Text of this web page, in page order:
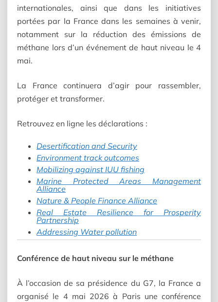
internationales, ainsi que dans les initiatives
portées par la France dans les semaines à venir,
notamment sur la réduction des émissions de
méthane lors d’un événement de haut niveau le 4
mai.
La France continuera d’agir pour rassembler,
protéger et transformer.
Retrouvez en ligne les déclarations :
Desertification and Security
Environment track outcomes
Mobilizing against IUU fishing
Marine Protected Areas Management
Alliance
Nature & People Finance Alliance
Real Estate Resilience for Prosperity
Partnership
Addressing Water pollution
Conférence de haut niveau sur le méthane
À l’occasion de sa présidence du G7, la France a
organisé le 4 mai 2026 à Paris une conférence